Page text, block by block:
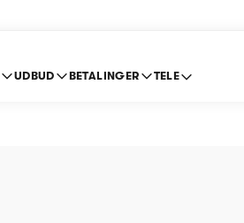
UDBUD BETALINGER TELE